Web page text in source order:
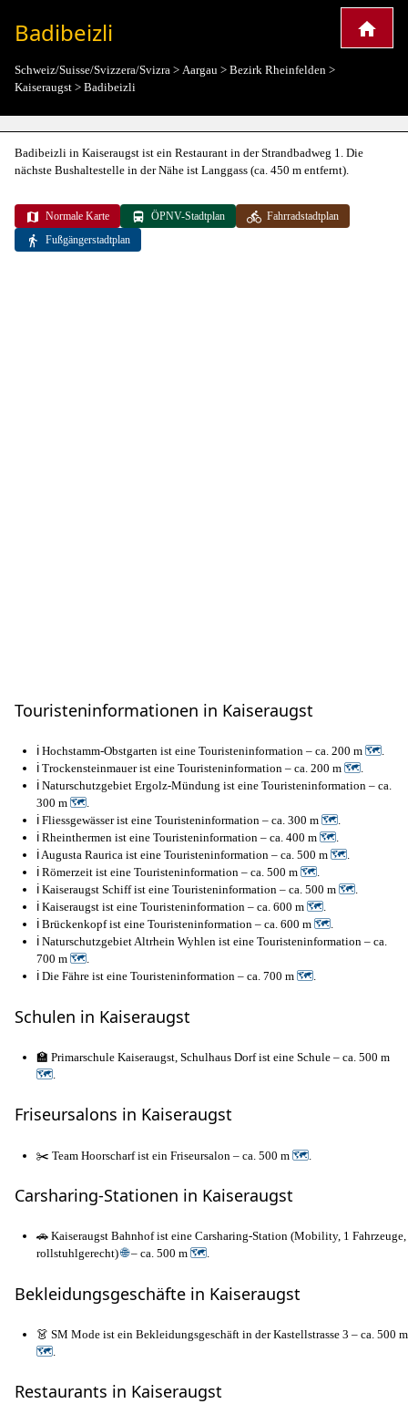
Badibeizli
Schweiz/Suisse/Svizzera/Svizra > Aargau > Bezirk Rheinfelden >
Kaiseraugst > Badibeizli
Badibeizli in Kaiseraugst ist ein Restaurant in der Strandbadweg 1. Die
nächste Bushaltestelle in der Nähe ist Langgass (ca. 450 m entfernt).
Normale Karte ÖPNV-Stadtplan
Fahrradstadtplan
Fußgängerstadtplan
Touristeninformationen in Kaiseraugst
ℹ️ Hochstamm-Obstgarten ist eine Touristeninformation – ca. 200 m 🗺.
ℹ️ Trockensteinmauer ist eine Touristeninformation – ca. 200 m 🗺.
ℹ️ Naturschutzgebiet Ergolz-Mündung ist eine Touristeninformation – ca.
300 m 🗺.
ℹ️ Fliessgewässer ist eine Touristeninformation – ca. 300 m 🗺.
ℹ️ Rheinthermen ist eine Touristeninformation – ca. 400 m 🗺.
ℹ️ Augusta Raurica ist eine Touristeninformation – ca. 500 m 🗺.
ℹ️ Römerzeit ist eine Touristeninformation – ca. 500 m 🗺.
ℹ️ Kaiseraugst Schiff ist eine Touristeninformation – ca. 500 m 🗺.
ℹ️ Kaiseraugst ist eine Touristeninformation – ca. 600 m 🗺.
ℹ️ Brückenkopf ist eine Touristeninformation – ca. 600 m 🗺.
ℹ️ Naturschutzgebiet Altrhein Wyhlen ist eine Touristeninformation – ca.
700 m 🗺.
ℹ️ Die Fähre ist eine Touristeninformation – ca. 700 m 🗺.
Schulen in Kaiseraugst
🏫 Primarschule Kaiseraugst, Schulhaus Dorf ist eine Schule – ca. 500 m
🗺.
Friseursalons in Kaiseraugst
✂️ Team Hoorscharf ist ein Friseursalon – ca. 500 m 🗺
Carsharing-Stationen in Kaiseraugst
🚗 Kaiseraugst Bahnhof ist eine Carsharing-Station (Mobility, 1 Fahrzeuge,
rollstuhlgerecht)🌐– ca. 500 m 🗺.
Bekleidungsgeschäfte in Kaiseraugst
👗 SM Mode ist ein Bekleidungsgeschäft in der Kastellstrasse 3 – ca. 500 m
🗺.
Restaurants in Kaiseraugst